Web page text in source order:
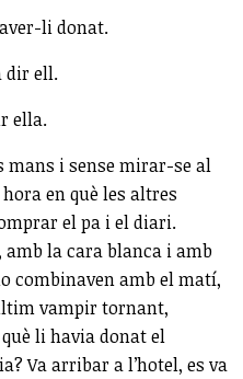
li donat.
dir ell.
ella.
mans i sense mirar-se al
en què les altres
el pa i el diari.
la cara blanca i amb
combinaven amb el matí,
vampir tornant,
li havia donat el
Va arribar a l’hotel, es va